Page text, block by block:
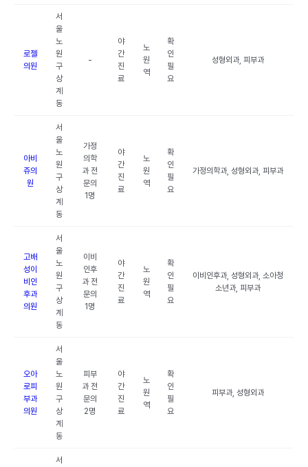
로젤
의원
서
울
노
원
구
상
계
동
-
야
간
진
료
노
원
역
확
인
필
요
성형외과, 피부과
아비
쥬의
원
서
울
노
원
구
상
계
동
가정
의학
과 전
문의
1명
야
간
진
료
노
원
역
확
인
필
요
가정의학과, 성형외과, 피부과
고배
성이
비인
후과
의원
서
울
노
원
구
상
계
동
이비
인후
과 전
문의
1명
야
간
진
료
노
원
역
확
인
필
요
이비인후과, 성형외과, 소아청
소년과, 피부과
오아
로피
부과
의원
서
울
노
원
구
상
계
동
피부
과 전
문의
2명
야
간
진
료
노
원
역
확
인
필
요
피부과, 성형외과
서